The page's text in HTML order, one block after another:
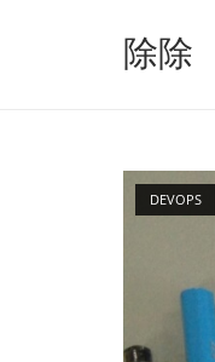
除除
DEVOPS